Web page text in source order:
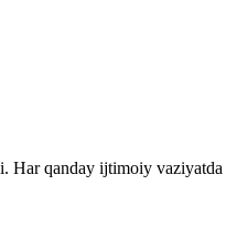
Har qanday ijtimoiy